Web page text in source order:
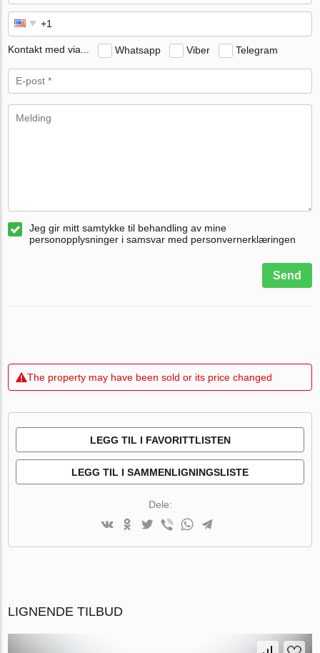
Kontakt med via... Whatsapp Viber Telegram
Jeg gir mitt samtykke til behandling av mine
personopplysninger i samsvar med personvernerklæringen
Send
The property may have been sold or its price changed
LEGG TIL I FAVORITTLISTEN
LEGG TIL I SAMMENLIGNINGSLISTE
Dele:
LIGNENDE TILBUD